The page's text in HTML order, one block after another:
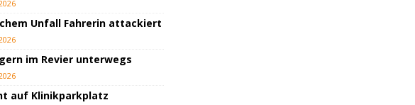
Unfall Fahrerin attackiert
im Revier unterwegs
auf Klinikparkplatz